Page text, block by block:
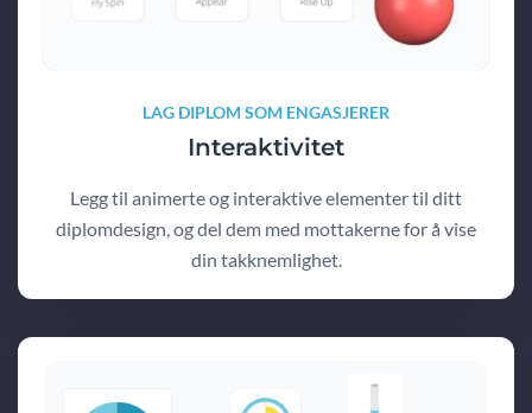
LAG DIPLOM SOM ENGASJERER
Interaktivitet
Legg til animerte og interaktive elementer til ditt
diplomdesign, og del dem med mottakerne for å vise
din takknemlighet.